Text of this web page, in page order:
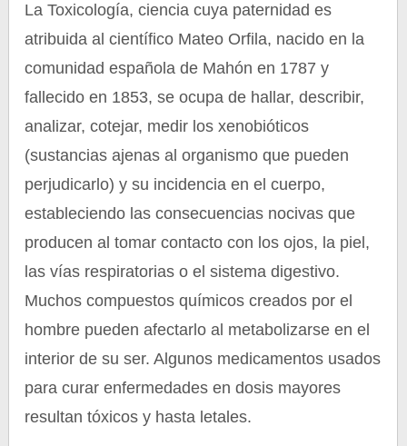
La Toxicología, ciencia cuya paternidad es
atribuida al científico Mateo Orfila, nacido en la
comunidad española de Mahón en 1787 y
fallecido en 1853, se ocupa de hallar, describir,
analizar, cotejar, medir los xenobióticos
(sustancias ajenas al organismo que pueden
perjudicarlo) y su incidencia en el cuerpo,
estableciendo las consecuencias nocivas que
producen al tomar contacto con los ojos, la piel,
las vías respiratorias o el sistema digestivo.
Muchos compuestos químicos creados por el
hombre pueden afectarlo al metabolizarse en el
interior de su ser. Algunos medicamentos usados
para curar enfermedades en dosis mayores
resultan tóxicos y hasta letales.